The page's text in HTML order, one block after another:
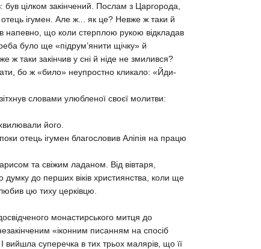
був цілком закінчений. Послам з Царгорода,
ігумен. Але ж... як це? Невже ж таки й
напевно, що коли стерплою рукою відкладав
було ще «підрум’янити щічку» й
таки закінчив у сні й ніде не змилився?
бо ж «било» неупростно кликало: «Йди-
словами улюбленої своєї молитви:
його.
отець ігумен благословив Аліпія на працю
та свіжим ладаном. Від вівтаря,
до перших віків християнства, коли ще
цю тиху церківцю.
монастирського митця до
«іконним писанням на спосіб
суперечка в тих трьох малярів, що її